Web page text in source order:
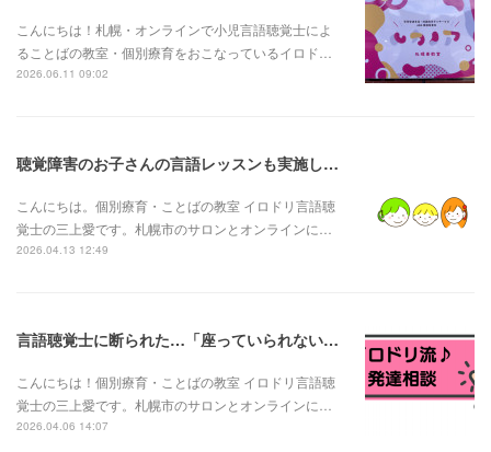
こんにちは！札幌・オンラインで小児言語聴覚士によ
ることばの教室・個別療育をおこなっているイロド…
2026.06.11 09:02
聴覚障害のお子さんの言語レッスンも実施しております。
こんにちは。個別療育・ことばの教室 イロドリ言語聴
覚士の三上愛です。札幌市のサロンとオンラインに…
2026.04.13 12:49
言語聴覚士に断られた…「座っていられない子は言語訓練できない？」と言われたお母さんへ
こんにちは！個別療育・ことばの教室 イロドリ言語聴
覚士の三上愛です。札幌市のサロンとオンラインに…
2026.04.06 14:07